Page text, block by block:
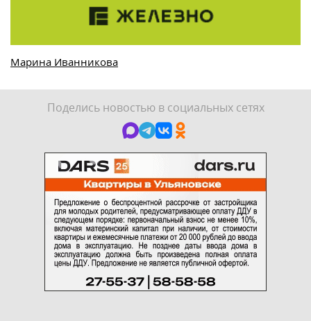
Марина Иванникова
Поделись новостью в социальных сетях